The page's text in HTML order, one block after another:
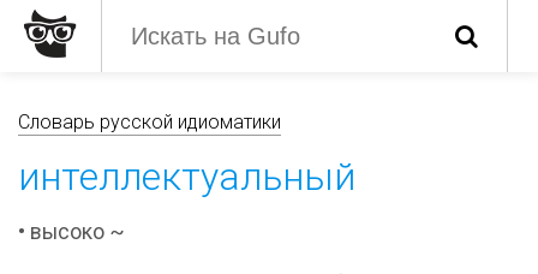
Словарь русской идиоматики
интеллектуальный
• высоко ~